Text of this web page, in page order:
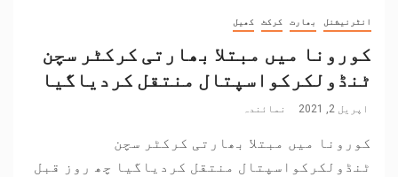
انٹرنیشنل بھارت کرکٹ کھیل
کورونا میں مبتلا بھارتی کرکٹر سچن
ٹنڈولکرکواسپتال منتقل کردیاگیا
اپریل 2, 2021 نمائندہ
کورونا میں مبتلا بھارتی کرکٹر سچن
ٹنڈولکرکواسپتال منتقل کردیاگیا چھ روز قبل